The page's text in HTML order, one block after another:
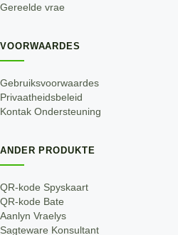
Gereelde vrae
VOORWAARDES
Gebruiksvoorwaardes
Privaatheidsbeleid
Kontak Ondersteuning
ANDER PRODUKTE
QR-kode Spyskaart
QR-kode Bate
Aanlyn Vraelys
Sagteware Konsultant